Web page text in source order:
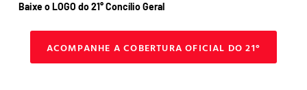
Baixe o LOGO do 21° Concílio Geral
ACOMPANHE A COBERTURA OFICIAL DO 21°